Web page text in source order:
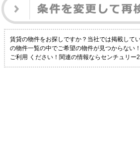
賃貸の物件をお探しですか？当社では掲載して
の物件一覧の中でご希望の物件が見つからない
ご利用 ください！関連の情報ならセンチュリー